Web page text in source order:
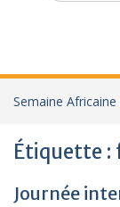
Semaine Africaine
Étiquette :
Journée